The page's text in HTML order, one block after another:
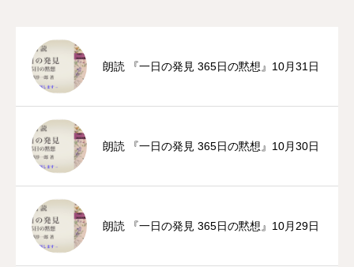
朗読 『一日の発見 365日の黙想』10月31日
朗読 『一日の発見 365日の黙想』10月30日
朗読 『一日の発見 365日の黙想』10月29日